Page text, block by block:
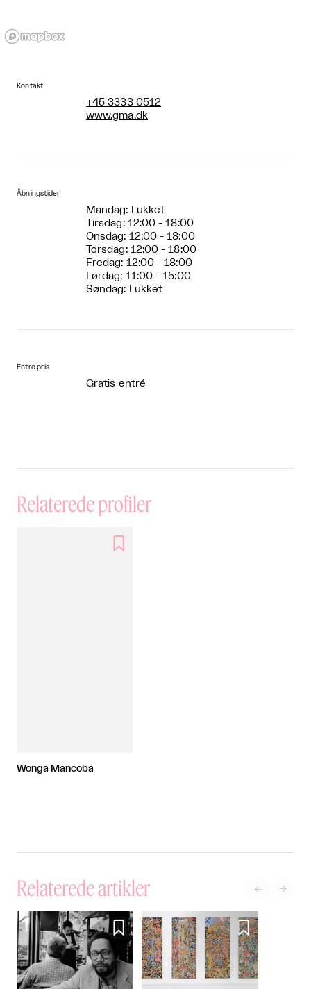
Kontakt
+45 3333 0512
www.gma.dk
Åbningstider
Mandag: Lukket
Tirsdag: 12:00 - 18:00
Onsdag: 12:00 - 18:00
Torsdag: 12:00 - 18:00
Fredag: 12:00 - 18:00
Lørdag: 11:00 - 15:00
Søndag: Lukket
Entre pris
Gratis entré
Relaterede profiler

Wonga Mancoba
Relaterede artikler  
 